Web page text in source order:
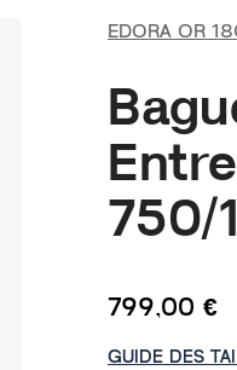
EDORA OR
750/
799,00 €
GUIDE DES